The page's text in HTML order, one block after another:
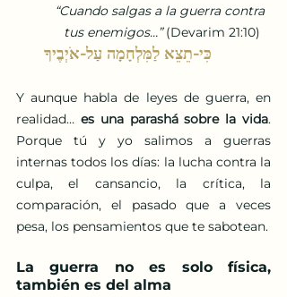
“Cuando salgas a la guerra contra
tus enemigos…” (Devarim 21:10)
כִּי-תֵצֵא לַמִּלְחָמָה עַל-אֹיְבֶיךָ
Y aunque habla de leyes de guerra, en
realidad… es una parashá sobre la vida.
Porque tú y yo salimos a guerras
internas todos los días: la lucha contra la
culpa, el cansancio, la crítica, la
comparación, el pasado que a veces
pesa, los pensamientos que te sabotean.
La guerra no es solo física,
también es del alma